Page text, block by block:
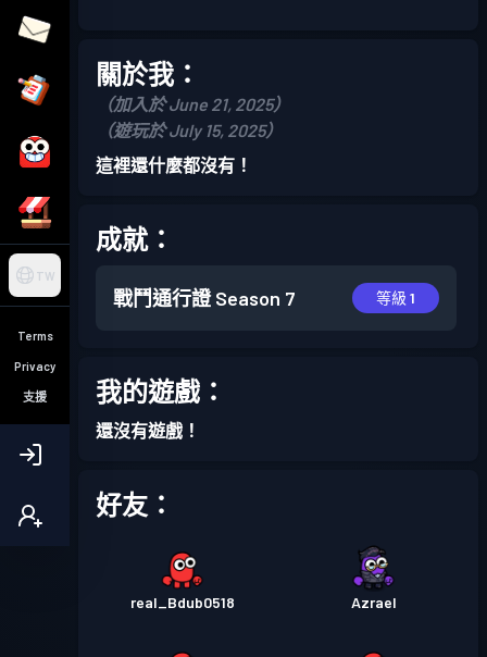
TW
Terms
Privacy
支援
關於我：
（加入於 June 21, 2025）
（遊玩於 July 15, 2025）
這裡還什麼都沒有！
成就：
戰鬥通行證 Season 7 等級 1
我的遊戲：
還沒有遊戲！
好友：
real_Bdub0518 Azrael